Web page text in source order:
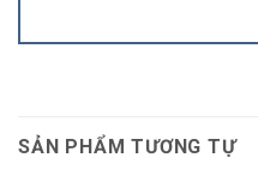
SẢN PHẨM TƯƠNG TỰ